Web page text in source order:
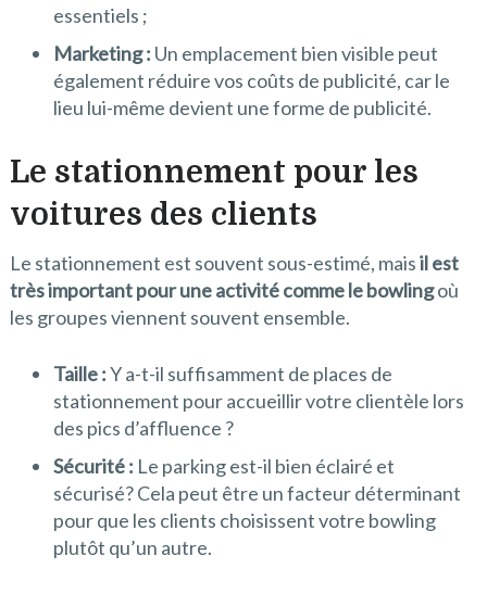
essentiels ;
Marketing : Un emplacement bien visible peut
également réduire vos coûts de publicité, car le
lieu lui-même devient une forme de publicité.
Le stationnement pour les
voitures des clients
Le stationnement est souvent sous-estimé, maisil est
très important pour une activité comme le bowlingoù
les groupes viennent souvent ensemble.
Taille :Y a-t-il suffisamment de places de
stationnement pour accueillir votre clientèle lors
des pics d’affluence ?
Sécurité : Le parking est-il bien éclairé et
sécurisé? Cela peut être un facteur déterminant
pour que les clients choisissent votre bowling
plutôt qu’un autre.